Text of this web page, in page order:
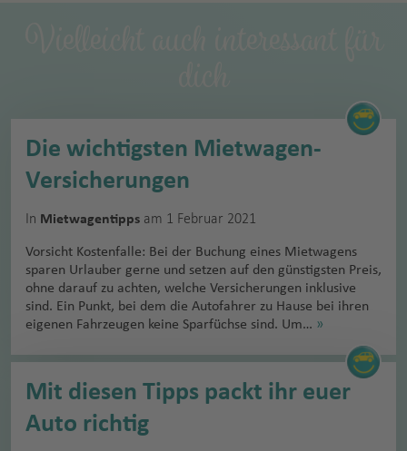
Die wichtigsten Mietwagen-
Versicherungen
In Mietwagentipps am 1 Februar 2021
Vorsicht Kostenfalle: Bei der Buchung eines Mietwagens
sparen Urlauber gerne und setzen auf den günstigsten Preis,
ohne darauf zu achten, welche Versicherungen inklusive
sind. Ein Punkt, bei dem die Autofahrer zu Hause bei ihren
eigenen Fahrzeugen keine Sparfüchse sind. Um… »
Mit diesen Tipps packt ihr euer
Auto richtig